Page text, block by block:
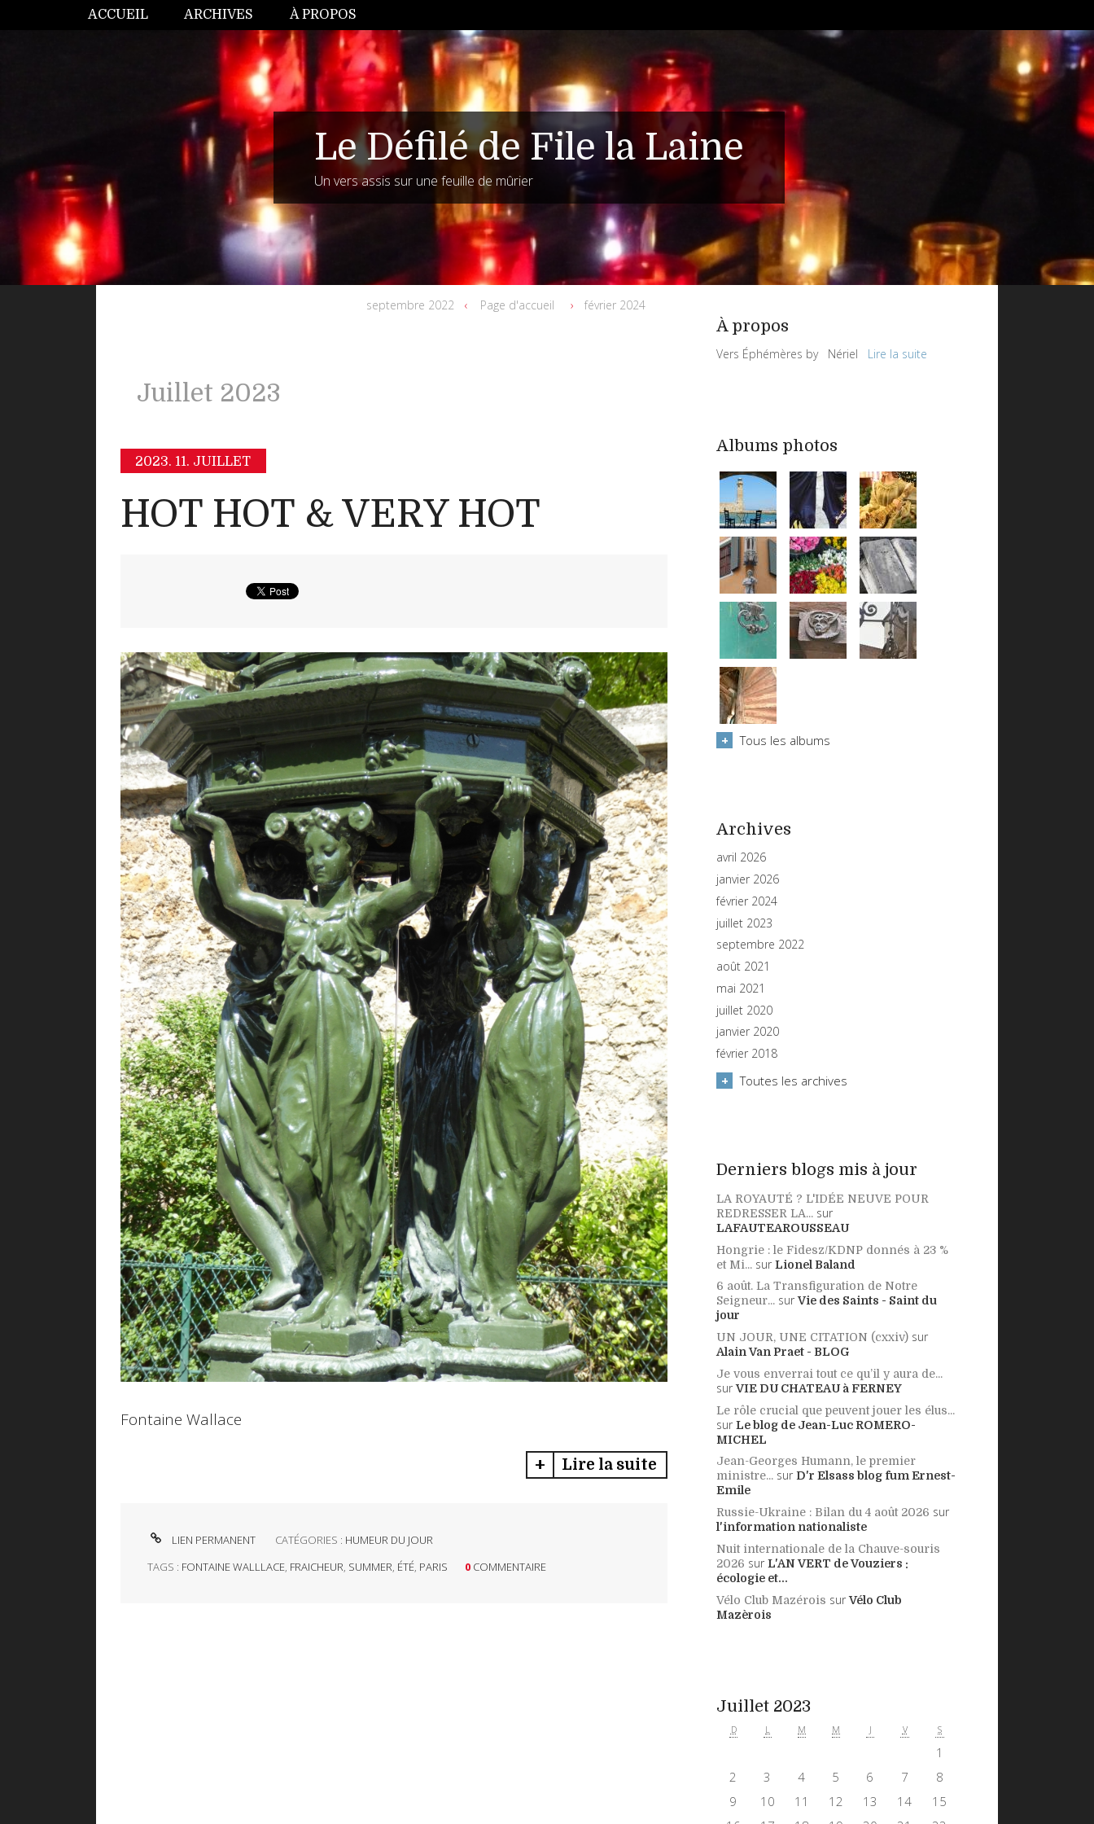
ACCUEIL ARCHIVES À PROPOS
Le Défilé de File la Laine
Un vers assis sur une feuille de mûrier
septembre 2022 Page d'accueil février 2024
Juillet 2023
2023. 11. JUILLET
HOT HOT & VERY HOT
Fontaine Wallace
Lire la suite
LIEN PERMANENT CATÉGORIES : HUMEUR DU JOUR
TAGS : FONTAINE WALLLACE, FRAICHEUR, SUMMER, ÉTÉ, PARIS 0 COMMENTAIRE
À propos
Vers Éphémères by Nériel Lire la suite
Albums photos
Tous les albums
Archives
avril 2026
janvier 2026
février 2024
juillet 2023
septembre 2022
août 2021
mai 2021
juillet 2020
janvier 2020
février 2018
Toutes les archives
Derniers blogs mis à jour
LA ROYAUTÉ ? L'IDÉE NEUVE POUR
REDRESSER LA... sur
LAFAUTEAROUSSEAU
Hongrie : le Fidesz/KDNP donnés à 23 %
et Mi... sur Lionel Baland
6 août. La Transfiguration de Notre
Seigneur... surVie des Saints - Saint du
jour
UN JOUR, UNE CITATION (cxxiv) sur
Alain Van Praet - BLOG
Je vous enverrai tout ce qu’il y aura de...
surVIE DU CHATEAU à FERNEY
Le rôle crucial que peuvent jouer les élus...
sur Le blog de Jean-Luc ROMERO-
MICHEL
Jean-Georges Humann, le premier
ministre... sur D'r Elsass blog fum Ernest-
Emile
Russie-Ukraine : Bilan du 4 août 2026 sur
l'information nationaliste
Nuit internationale de la Chauve-souris
2026 sur L'AN VERT de Vouziers :
écologie et...
Vélo Club Mazérois surVélo Club
Mazèrois
Juillet 2023
D L M M J V S
1
2
3 4 5 6 7
8
9
10 11 12 13 14
15